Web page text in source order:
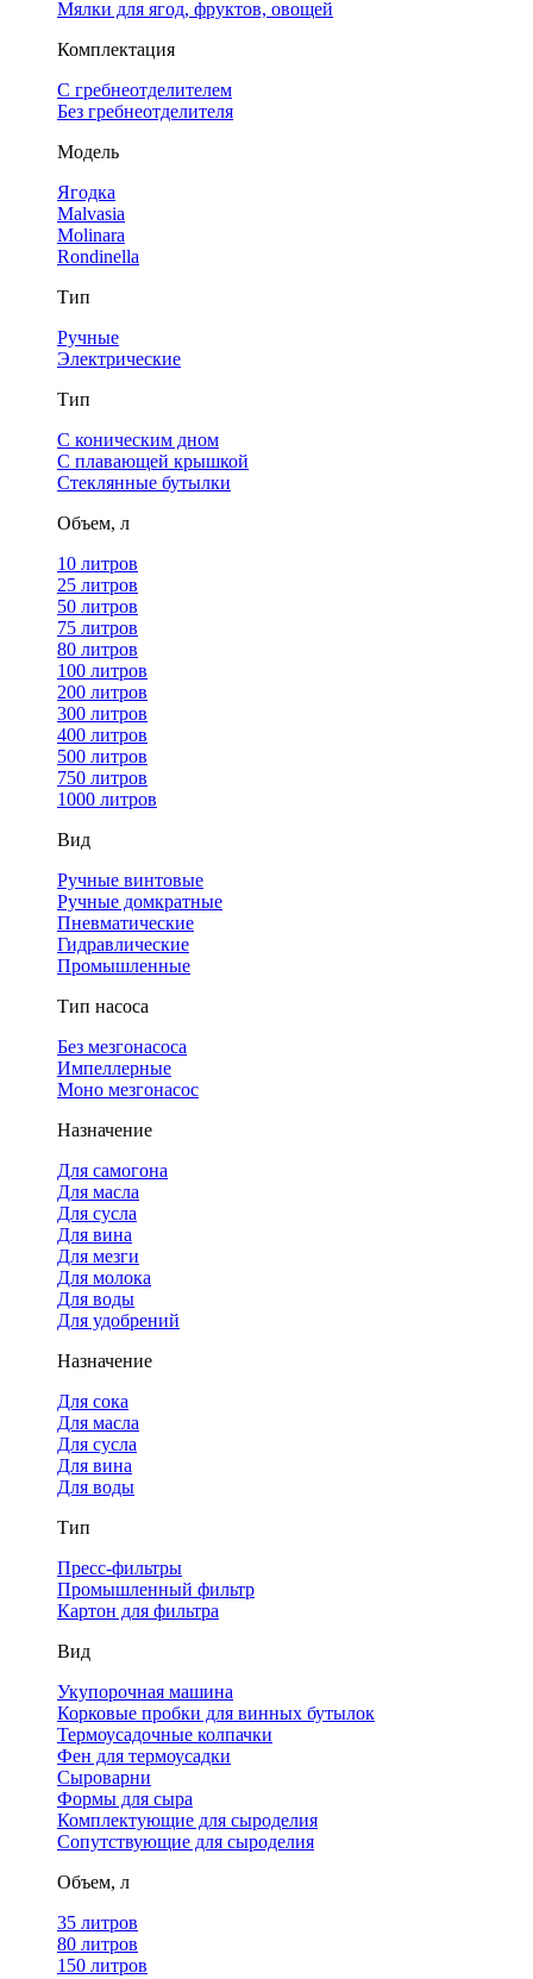
Мялки для ягод, фруктов, овощей
Комплектация
С гребнеотделителем
Без гребнеотделителя
Модель
Ягодка
Malvasia
Molinara
Rondinella
Тип
Ручные
Электрические
Тип
С коническим дном
С плавающей крышкой
Стеклянные бутылки
Объем, л
10 литров
25 литров
50 литров
75 литров
80 литров
100 литров
200 литров
300 литров
400 литров
500 литров
750 литров
1000 литров
Вид
Ручные винтовые
Ручные домкратные
Пневматические
Гидравлические
Промышленные
Тип насоса
Без мезгонасоса
Импеллерные
Моно мезгонасос
Назначение
Для самогона
Для масла
Для сусла
Для вина
Для мезги
Для молока
Для воды
Для удобрений
Назначение
Для сока
Для масла
Для сусла
Для вина
Для воды
Тип
Пресс-фильтры
Промышленный фильтр
Картон для фильтра
Вид
Укупорочная машина
Корковые пробки для винных бутылок
Термоусадочные колпачки
Фен для термоусадки
Сыроварни
Формы для сыра
Комплектующие для сыроделия
Сопутствующие для сыроделия
Объем, л
35 литров
80 литров
150 литров